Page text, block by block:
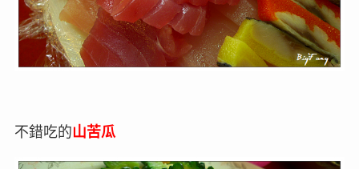
不錯吃的山苦瓜